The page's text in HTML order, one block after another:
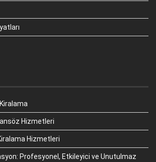
Hizmetleri
Hizmetleri
Profesyonel, Etkileyici ve Unutulmaz